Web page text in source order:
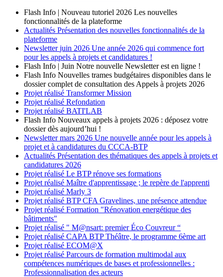
Flash Info | Nouveau tutoriel 2026 Les nouvelles
fonctionnalités de la plateforme
Actualités Présentation des nouvelles fonctionnalités de la
plateforme
Newsletter juin 2026 Une année 2026 qui commence fort
pour les appels à projets et candidatures !
Flash Info | Juin Notre nouvelle Newsletter est en ligne !
Flash Info Nouvelles trames budgétaires disponibles dans le
dossier complet de consultation des Appels à projets 2026
Projet réalisé Transformer Mission
Projet réalisé Refondation
Projet réalisé BATI'LAB
Flash Info Nouveaux appels à projets 2026 : déposez votre
dossier dès aujourd’hui !
Newsletter mars 2026 Une nouvelle année pour les appels à
projet et à candidatures du CCCA-BTP
Actualités Présentation des thématiques des appels à projets et
candidatures 2026
Projet réalisé Le BTP rénove ses formations
Projet réalisé Maître d'apprentissage ; le repère de l'apprenti
Projet réalisé Marly 3
Projet réalisé BTP CFA Gravelines, une présence attendue
Projet réalisé Formation "Rénovation energétique des
bâtiments"
Projet réalisé " M@nsart: premier Éco Couvreur “
Projet réalisé CAPA BTP Théâtre, le programme 6ème art
Projet réalisé ECOM@X
Projet réalisé Parcours de formation multimodal aux
compétences numériques de bases et professionnelles :
Professionnalisation des acteurs